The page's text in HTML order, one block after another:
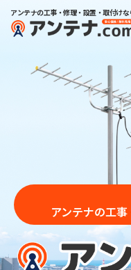
アンテナの工事・修理・設置・取付けな
アンテナの工